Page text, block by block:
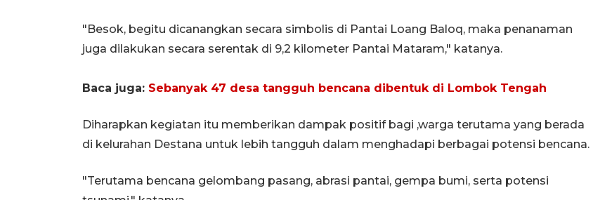
"Besok, begitu dicanangkan secara simbolis di Pantai Loang Baloq, maka penanaman
juga dilakukan secara serentak di 9,2 kilometer Pantai Mataram," katanya.
Baca juga: Sebanyak 47 desa tangguh bencana dibentuk di Lombok Tengah
Diharapkan kegiatan itu memberikan dampak positif bagi ,warga terutama yang berada
di kelurahan Destana untuk lebih tangguh dalam menghadapi berbagai potensi bencana.
"Terutama bencana gelombang pasang, abrasi pantai, gempa bumi, serta potensi